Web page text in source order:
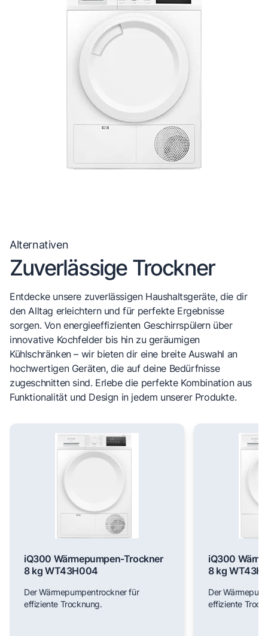
Alternativen
Zuverlässige Trockner
Entdecke unsere zuverlässigen Haushaltsgeräte, die dir
den Alltag erleichtern und für perfekte Ergebnisse
sorgen. Von energieeffizienten Geschirrspülern über
innovative Kochfelder bis hin zu geräumigen
Kühlschränken – wir bieten dir eine breite Auswahl an
hochwertigen Geräten, die auf deine Bedürfnisse
zugeschnitten sind. Erlebe die perfekte Kombination aus
Funktionalität und Design in jedem unserer Produkte.
iQ300 Wärmepumpen-Trockner
8 kg WT43H004
Der Wärmepumpentrockner für
effiziente Trocknung.
iQ300
8 kg
Der
effiziente